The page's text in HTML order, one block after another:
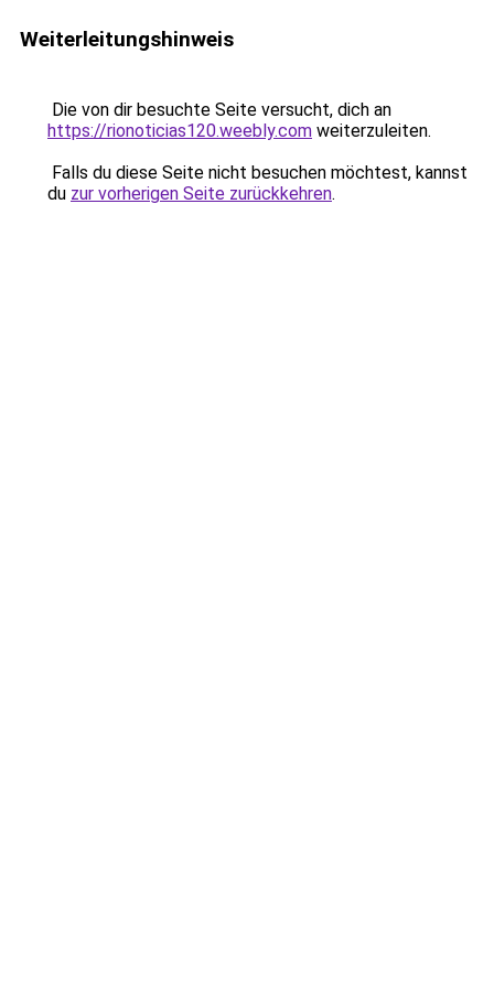
Weiterleitungshinweis
Die von dir besuchte Seite versucht, dich an
https://rionoticias120.weebly.com weiterzuleiten.
Falls du diese Seite nicht besuchen möchtest, kannst
du zur vorherigen Seite zurückkehren.